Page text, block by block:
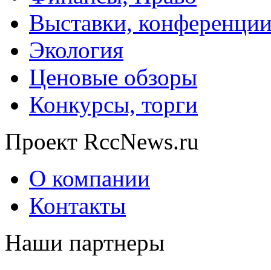
Выставки,
Экология
Ценовые обзоры
Конкурсы, торги
Проект RccNews.ru
О компании
Контакты
Наши партнеры